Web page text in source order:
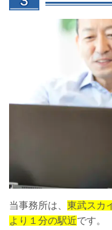
当事務所は、 東武スカ
より１分の駅近です。